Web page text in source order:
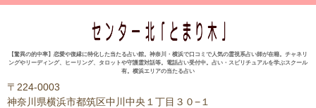
【驚異の的中率】恋愛や復縁に特化した当たる占い館。神奈川・横浜で口コミで人気の霊視系占い師が在籍。チャネリ
ングやリーディング、ヒーリング、タロットや守護霊対話等。電話占い受付中。占い・スピリチュアルを学ぶスクール
有。横浜エリアの当たる占い
〒224-0003
神奈川県横浜市都筑区中川中央１丁目３０−１